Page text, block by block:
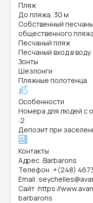
Пляж
До пляжа, 30 м
Собственный
общественного
Песчаный пляж
Песчаный вход в воду
Зонты
Шезлонги
Пляжные полотенца
Особенности
Номера для людей с
:2
Депозит при
Контакты
Адрес :Barbarons
Телефон :+(248)
Email :
Сайт :https://
barbarons